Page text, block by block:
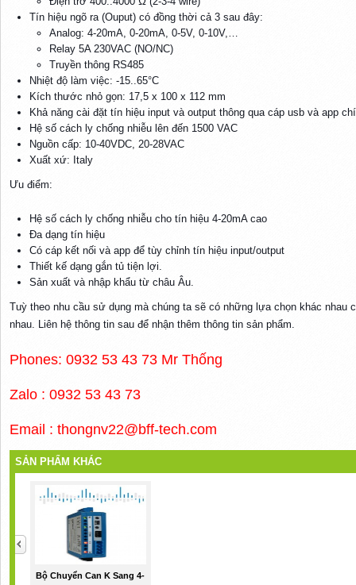
Tín hiệu ngõ ra (Ouput) có đồng thời cả 3 sau đây:
Analog: 4-20mA, 0-20mA, 0-5V, 0-10V,…
Relay 5A 230VAC (NO/NC)
Truyền thông RS485
Nhiệt độ làm việc: -15..65°C
Kích thước nhỏ gọn: 17,5 x 100 x 112 mm
Khả năng cài đặt tín hiệu input và output thông qua cáp usb và app
Hệ số cách ly chống nhiễu lên đến 1500 VAC
Nguồn cấp: 10-40VDC, 20-28VAC
Xuất xứ: Italy
Ưu điểm:
Hệ số cách ly chống nhiễu cho tín hiệu 4-20mA cao
Đa dạng tín hiệu
Có cáp kết nối và app để tùy chỉnh tín hiệu input/output
Thiết kế dạng gắn tủ tiện lợi.
Sản xuất và nhập khẩu từ châu Âu.
Tuỳ theo nhu cầu sử dụng mà chúng ta sẽ có những lựa chọn khác nhau
nhau. Liên hệ thông tin sau để nhận thêm thông tin sản phẩm.
Phones: 0932 53 43 73 Mr Thống
Zalo : 0932 53 43 73
Email : thongnv22@bff-tech.com
SẢN PHẨM KHÁC
Bộ Chuyển Can K Sang 4-